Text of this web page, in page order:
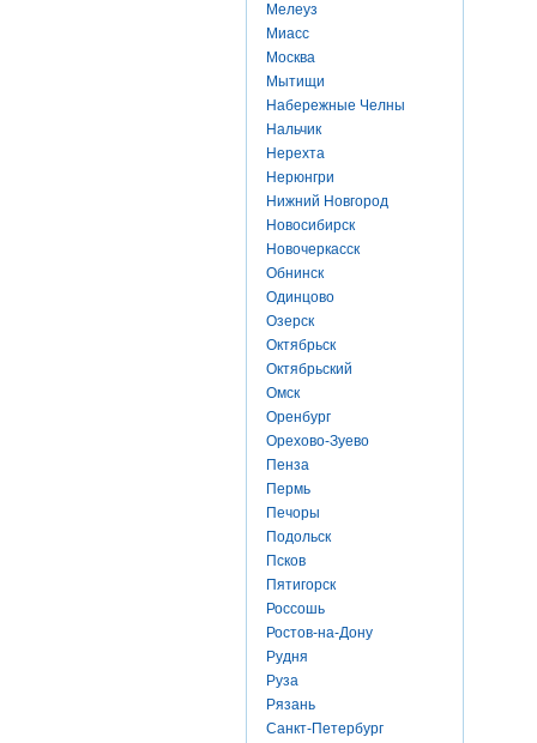
Мелеуз
Миасс
Москва
Мытищи
Набережные Челны
Нальчик
Нерехта
Нерюнгри
Нижний Новгород
Новосибирск
Новочеркасск
Обнинск
Одинцово
Озерск
Октябрьск
Октябрьский
Омск
Оренбург
Орехово-Зуево
Пенза
Пермь
Печоры
Подольск
Псков
Пятигорск
Россошь
Ростов-на-Дону
Рудня
Руза
Рязань
Санкт-Петербург